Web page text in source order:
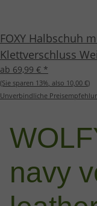
FOXY Halbschuh
Klettverschluss
ab 69,99 € *
(Sie sparen 13%, also 10,00 €)
Unverbindliche
navy